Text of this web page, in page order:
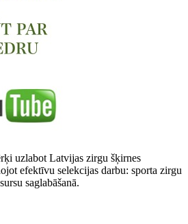
uzlabot Latvijas zirgu šķirnes
efektīvu selekcijas darbu: sporta zirgu
saglabāšanā.